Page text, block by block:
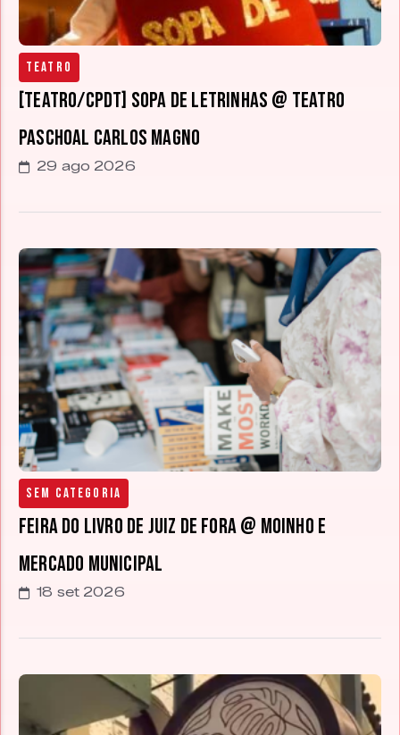
Teatro
[TEATRO/CPDT] Sopa de Letrinhas @ Teatro
Paschoal Carlos Magno
29 ago 2026
Sem categoria
Feira do Livro de Juiz de Fora @ Moinho e
Mercado Municipal
18 set 2026